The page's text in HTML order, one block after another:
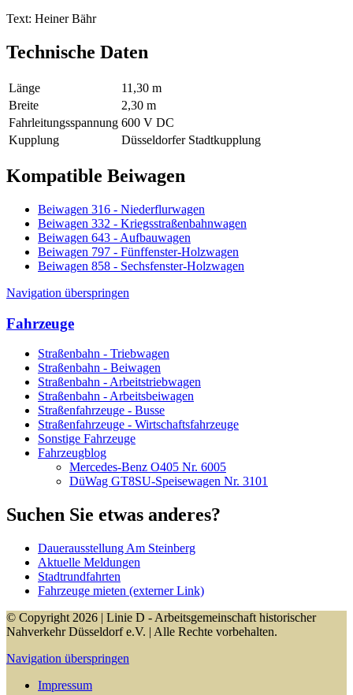
Text: Heiner Bähr
Technische Daten
Länge
11,30 m
Breite
2,30 m
Fahrleitungsspannung 600 V DC
Kupplung
Düsseldorfer Stadtkupplung
Kompatible Beiwagen
Beiwagen 316 - Niederflurwagen
Beiwagen 332 - Kriegsstraßenbahnwagen
Beiwagen 643 - Aufbauwagen
Beiwagen 797 - Fünffenster-Holzwagen
Beiwagen 858 - Sechsfenster-Holzwagen
Navigation überspringen
Fahrzeuge
Straßenbahn - Triebwagen
Straßenbahn - Beiwagen
Straßenbahn - Arbeitstriebwagen
Straßenbahn - Arbeitsbeiwagen
Straßenfahrzeuge - Busse
Straßenfahrzeuge - Wirtschaftsfahrzeuge
Sonstige Fahrzeuge
Fahrzeugblog
Mercedes-Benz O405 Nr. 6005
DüWag GT8SU-Speisewagen Nr. 3101
Suchen Sie etwas anderes?
Dauerausstellung Am Steinberg
Aktuelle Meldungen
Stadtrundfahrten
Fahrzeuge mieten (externer Link)
© Copyright 2026 | Linie D - Arbeitsgemeinschaft historischer
Nahverkehr Düsseldorf e.V. | Alle Rechte vorbehalten.
Navigation überspringen
Impressum